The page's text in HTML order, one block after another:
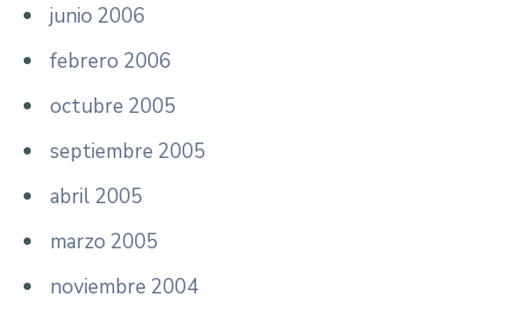
junio 2006
febrero 2006
octubre 2005
septiembre 2005
abril 2005
marzo 2005
noviembre 2004